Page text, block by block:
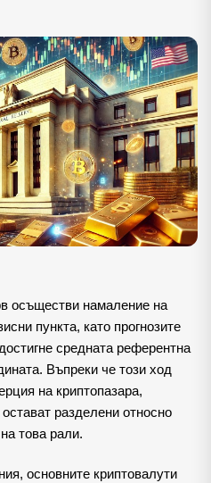
осъществи намаление на
пункта, като прогнозите
средната референтна
Въпреки че този ход
на криптопазара,
разделени относно
това рали.
основните криптовалути